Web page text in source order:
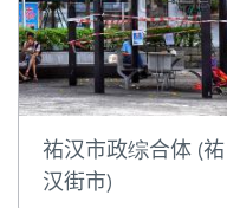
祐汉市政综合体 (祐
汉街市)